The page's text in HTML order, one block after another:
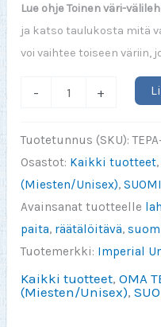
Lue ohje Toinen väri-
ja katso taulukosta mitä
voi vaihtee toiseen väriin,
-
Finland/Suomi
paita
+
Tuotetunnus (SKU):
Osastot: Kaikki tuotteet
(Miesten/Unisex),
Avainsanat tuotteelle
paita, räätälöitävä,
Tuotemerkki: Imperial
Kaikki tuotteet,OMA
(Miesten/Unisex),